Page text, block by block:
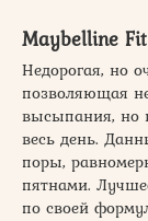
Maybelline
Недорогая, но
позволяющая
высыпания, но
весь день.
поры,
пятнами.
по своей